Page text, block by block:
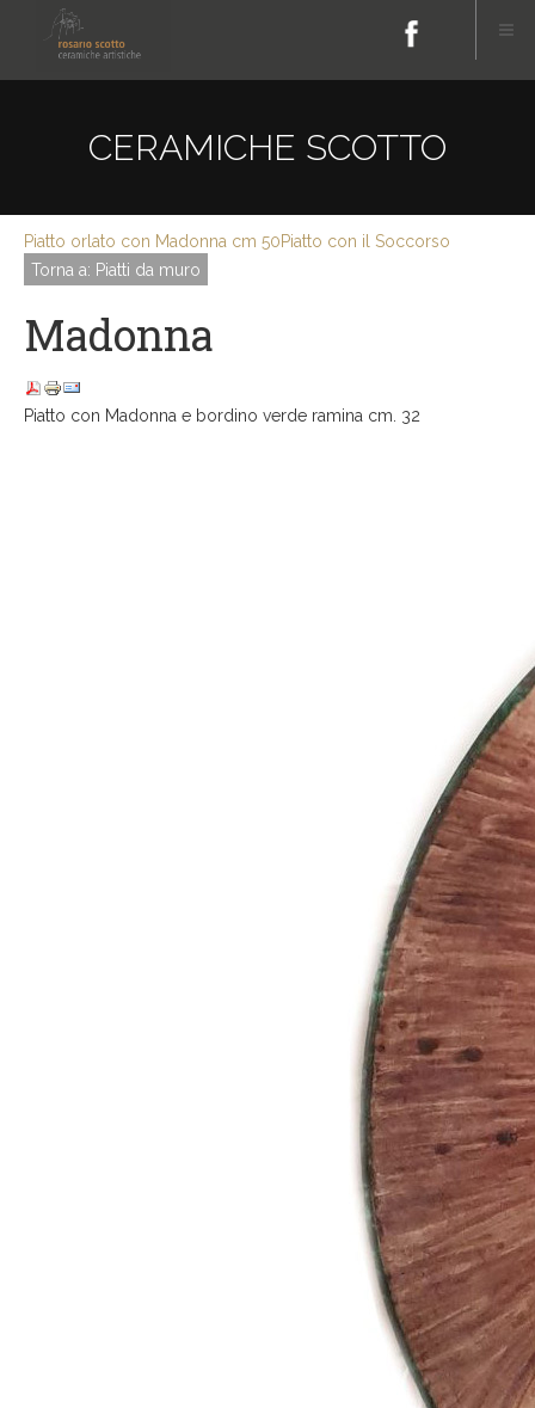
CERAMICHE SCOTTO
Piatto orlato con Madonna cm 50Piatto con il Soccorso
Torna a: Piatti da muro
Madonna
Piatto con Madonna e bordino verde ramina cm. 32